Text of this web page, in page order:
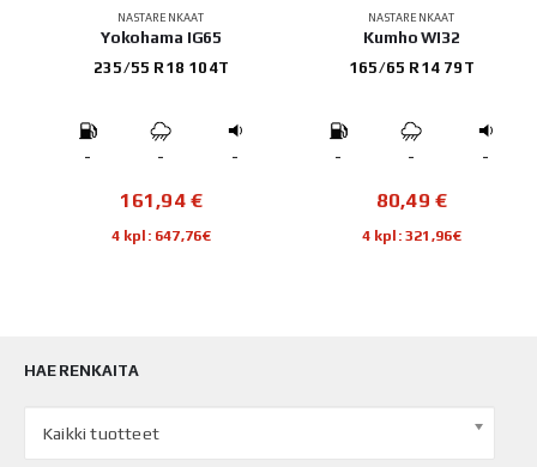
NASTARENKAAT
Yokohama IG65
235/55 R18 104T
- - -
161,94€
4 kpl: 647,76€
NASTARENKAAT
Kumho WI32
165/65 R14 79T
- - -
80,49 €
4 kpl: 321,96€
HAE RENKAITA
Kaikki tuotteet